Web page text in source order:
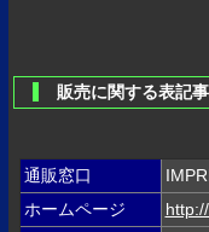
販売に関する表記
通販窓口
ホームページ